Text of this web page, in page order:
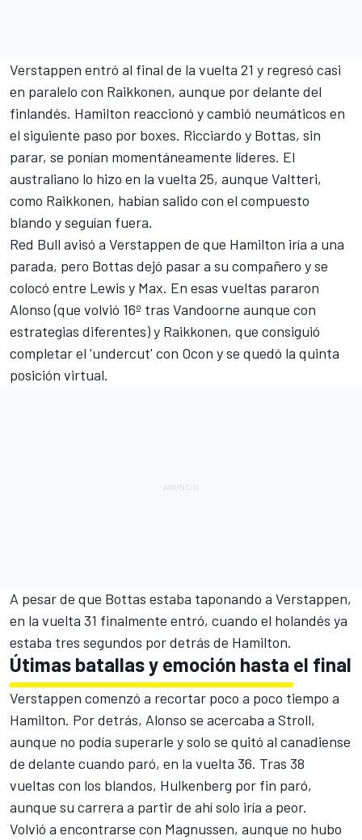
Verstappen entró al final de la vuelta 21 y regresó casi
en paralelo con Raikkonen, aunque por delante del
finlandés. Hamilton reaccionó y cambió neumáticos en
el siguiente paso por boxes. Ricciardo y Bottas, sin
parar, se ponían momentáneamente líderes. El
australiano lo hizo en la vuelta 25, aunque Valtteri,
como Raikkonen, habían salido con el compuesto
blando y seguían fuera.
Red Bull avisó a Verstappen de que Hamilton iría a una
parada, pero Bottas dejó pasar a su compañero y se
colocó entre Lewis y Max. En esas vueltas pararon
Alonso (que volvió 16º tras Vandoorne aunque con
estrategias diferentes) y Raikkonen, que consiguió
completar el 'undercut' con Ocon y se quedó la quinta
posición virtual.
A pesar de que Bottas estaba taponando a Verstappen,
en la vuelta 31 finalmente entró, cuando el holandés ya
estaba tres segundos por detrás de Hamilton.
Útimas batallas y emoción hasta el final
Verstappen comenzó a recortar poco a poco tiempo a
Hamilton. Por detrás, Alonso se acercaba a Stroll,
aunque no podía superarle y solo se quitó al canadiense
de delante cuando paró, en la vuelta 36. Tras 38
vueltas con los blandos, Hulkenberg por fin paró,
aunque su carrera a partir de ahí solo iría a peor.
Volvió a encontrarse con Magnussen, aunque no hubo